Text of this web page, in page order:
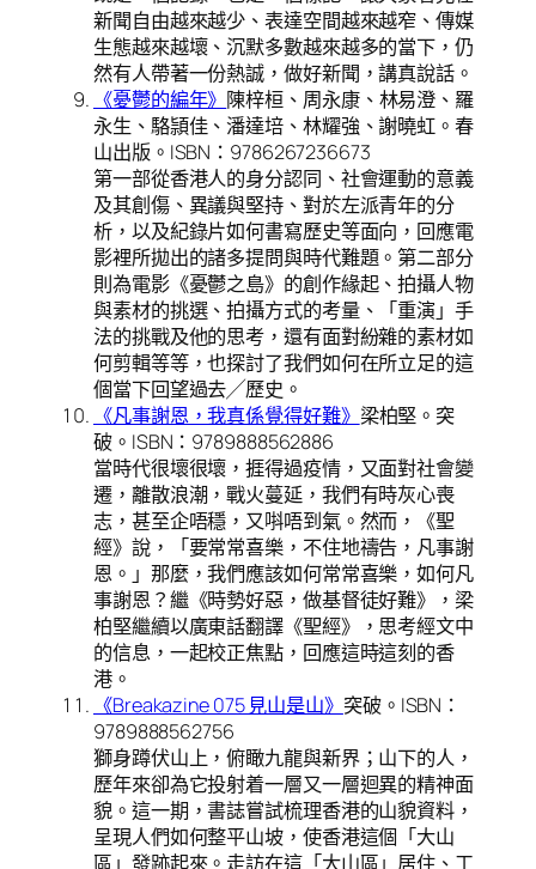
新聞自由越來越少、表達空間越來越窄、傳媒
生態越來越壞、沉默多數越來越多的當下，仍
然有人帶著一份熱誠，做好新聞，講真說話。
《憂鬱的編年》 陳梓桓、周永康、林易澄、羅
永生、駱頴佳、潘達培、林耀強、謝曉虹。春
山出版。ISBN：9786267236673
第一部從香港人的身分認同、社會運動的意義
及其創傷、異議與堅持、對於左派青年的分
析，以及紀錄片如何書寫歷史等面向，回應電
影裡所拋出的諸多提問與時代難題。第二部分
則為電影《憂鬱之島》的創作緣起、拍攝人物
與素材的挑選、拍攝方式的考量、「重演」手
法的挑戰及他的思考，還有面對紛雜的素材如
何剪輯等等，也探討了我們如何在所立足的這
個當下回望過去╱歷史。
《凡事謝恩，我真係覺得好難》 梁柏堅。突
破。ISBN：9789888562886
當時代很壞很壞，捱得過疫情，又面對社會變
遷，離散浪潮，戰火蔓延，我們有時灰心喪
志，甚至企唔穩，又唞唔到氣。然而，《聖
經》說，「要常常喜樂，不住地禱告，凡事謝
恩。」那麼，我們應該如何常常喜樂，如何凡
事謝恩？繼《時勢好惡，做基督徒好難》，梁
柏堅繼續以廣東話翻譯《聖經》，思考經文中
的信息，一起校正焦點，回應這時這刻的香
港。
《Breakazine 075 見山是山》 突破。ISBN：
9789888562756
獅身蹲伏山上，俯瞰九龍與新界；山下的人，
歷年來卻為它投射着一層又一層迴異的精神面
貌。這一期，書誌嘗試梳理香港的山貌資料，
呈現人們如何整平山坡，使香港這個「大山
區」發跡起來。走訪在這「大山區」居住、工